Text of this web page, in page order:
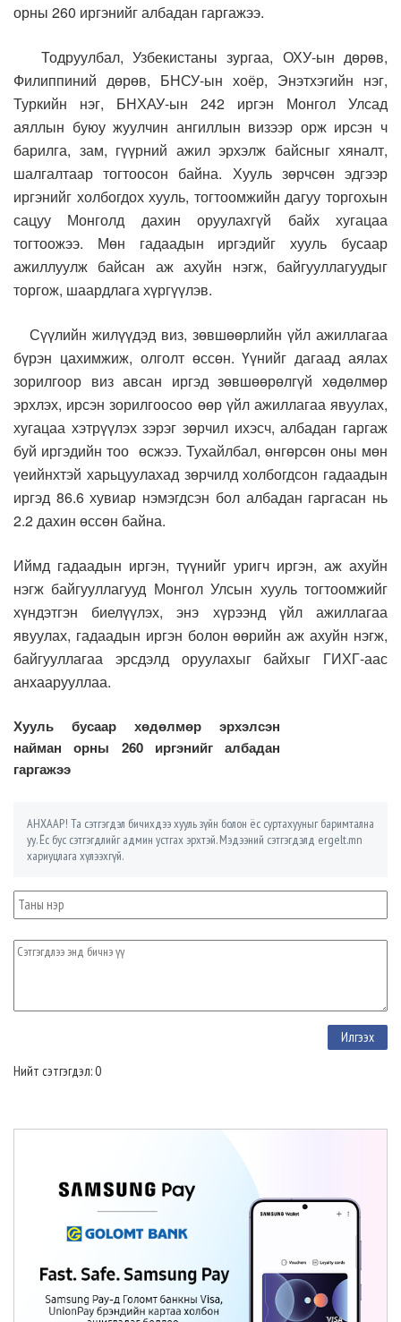
орны 260 иргэнийг албадан гаргажээ.
Тодруулбал, Узбекистаны зургаа, ОХУ-ын дөрөв,
Филиппиний дөрөв, БНСУ-ын хоёр, Энэтхэгийн нэг,
Туркийн нэг, БНХАУ-ын 242 иргэн Монгол Улсад
аяллын буюу жуулчин ангиллын визээр орж ирсэн ч
барилга, зам, гүүрний ажил эрхэлж байсныг хяналт,
шалгалтаар тогтоосон байна. Хууль зөрчсөн эдгээр
иргэнийг холбогдох хууль, тогтоомжийн дагуу торгохын
сацуу Монголд дахин оруулахгүй байх хугацаа
тогтоожээ. Мөн гадаадын иргэдийг хууль бусаар
ажиллуулж байсан аж ахуйн нэгж, байгууллагуудыг
торгож, шаардлага хүргүүлэв.
Сүүлийн жилүүдэд виз, зөвшөөрлийн үйл ажиллагаа
бүрэн цахимжиж, олголт өссөн. Үүнийг дагаад аялах
зорилгоор виз авсан иргэд зөвшөөрөлгүй хөдөлмөр
эрхлэх, ирсэн зорилгоосоо өөр үйл ажиллагаа явуулах,
хугацаа хэтрүүлэх зэрэг зөрчил ихэсч, албадан гаргаж
буй иргэдийн тоо өсжээ. Тухайлбал, өнгөрсөн оны мөн
үеийнхтэй харьцуулахад зөрчилд холбогдсон гадаадын
иргэд 86.6 хувиар нэмэгдсэн бол албадан гаргасан нь
2.2 дахин өссөн байна.
Иймд гадаадын иргэн, түүнийг уригч иргэн, аж ахуйн
нэгж байгууллагууд Монгол Улсын хууль тогтоомжийг
хүндэтгэн биелүүлэх, энэ хүрээнд үйл ажиллагаа
явуулах, гадаадын иргэн болон өөрийн аж ахуйн нэгж,
байгууллагаа эрсдэлд оруулахыг байхыг ГИХГ-аас
анхаарууллаа.
Хууль бусаар хөдөлмөр эрхэлсэн
найман орны 260 иргэнийг албадан
гаргажээ
АНХААР! Та сэтгэгдэл бичихдээ хууль зүйн болон ёс суртахууныг баримтална
уу. Ёс бус сэтгэгдлийг админ устгах эрхтэй. Мэдээний сэтгэгдэлд ergelt.mn
хариуцлага хүлээхгүй.
Нийт сэтгэгдэл: 0